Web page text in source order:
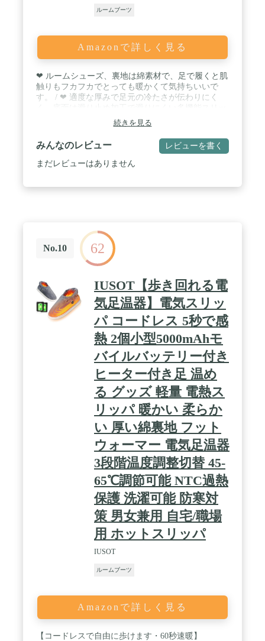
ルームブーツ
Amazonで詳しく見る
❤ ルームシューズ、裏地は綿素材で、足で履くと肌
触りもフカフカでとっても暖かくて気持ちいいで
す。 / ❤ 適度な厚みで足元の冷たさが伝わりにく
パです、長時間歩いても疲れにくい軽量設計で持ち
運びにも便利。 / ❤ あったか室内履き、タオル生地
だから洗濯可能、汚れてもすぐに手洗いすればいつ
も洗いたてで清潔・衛生的に使えます。 / さっと履
けて脱ぎやすく老若男女誰でも気軽にはいていただ
室内 犬 介護シューズ 女性用 幅広 ファースリッパ
レディース ファーサンダル スリッパ 冬 室内履き
レディース メンズ ルームシューズ 夏春 スリッパ
室内履き 静音で軽量 麻 可愛い 滑り止め 来客用 部
屋用 ギフト ルームシューズ モコモコ 動物 スリッ
パ メンズ 大きいサイズ 冬 ルームシューズ 洗える
冬用スリッパ 外 防水 超軽量 4e 介護シューズ 婦人
女性用 高齢者 室内 室外 介護靴 リハビリシューズ
スリッポン 反射材 / ソールは素材を使用し、グリッ
プ力が高く、滑り止め、耐摩擦、耐久性性能があり
ます。外履き 4e 室内履き レディース 厚底 介護シ
ューズ レディース 5e 介護シューズ 女性 23 スリッ
パ 洗える 室内 防臭 介護シューズ レディース 室内
幅広 スリッパ メンズ 屋外 ブランド ルームシュー
ズ メンズ 夏 ルームシューズ 冬 メンズ ルームシュ
ーズ メンズ 大きい ルームシューズ 可愛い 安い 介
護シューズ メンズ 幅広 スリッパ メンズ 室内 静音
夏 ルームシューズ 冬 滑り止め スリッパ 洗える ス
リッパ 冬 猫 ルームシューズ メンズ 洗える スリッ
パ レディース 洗える 室内履き メンズ スリッパ 洗
える 室内 日本製 スリッパ 冬 外 レディース スリッ
パ メンズ 28 スリッパ 洗える 猫 スリッパ メンズ 室
内 冬 スリッパ レディース お洒落 冬 ルームシュー
ズ メンズ かかとあり 夏
続きを見る
みんなのレビュー レビューを書く
まだレビューはありません
No.10 62
IUSOT【歩き回れる電
気足温器】電気スリッ
パ コードレス 5秒で感
熱 2個小型5000mAhモ
バイルバッテリー付き
ヒーター付き足 温め
る グッズ 軽量 電熱ス
リッパ 暖かい 柔らか
い 厚い綿裏地 フット
ウォーマー 電気足温器
3段階温度調整切替 45-
65℃調節可能 NTC過熱
保護 洗濯可能 防寒対
策 男女兼用 自宅/職場
用 ホットスリッパ
IUSOT
ルームブーツ
Amazonで詳しく見る
【コードレスで自由に歩けます・60秒速暖】